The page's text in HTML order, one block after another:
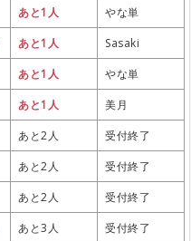
あと1人
やな単
あと1人
Sasaki
あと1人
やな単
あと1人
美月
あと2人
受付終了
あと2人
受付終了
あと2人
受付終了
あと3人
受付終了
あと1人
やな単
あと1人
Sasaki
あと1人
やな単
あと1人
美月
あと2人
受付終了
あと2人
受付終了
あと2人
受付終了
あと3人
受付終了
あと1人
やな単
あと1人
Sasaki
あと1人
やな単
あと1人
美月
あと2人
受付終了
あと2人
受付終了
あと2人
受付終了
あと3人
受付終了
あと1人
やな単
あと1人
Sasaki
あと1人
やな単
あと1人
美月
あと2人
受付終了
あと2人
受付終了
あと2人
受付終了
あと3人
受付終了